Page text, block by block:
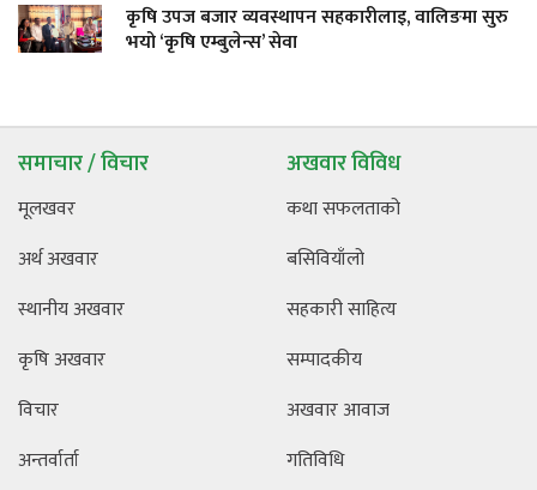
कृषि उपज बजार व्यवस्थापन सहकारीलाइ, वालिङमा सुरु
भयो ‘कृषि एम्बुलेन्स’ सेवा
समाचार / विचार
मूलखवर
अर्थ अखवार
स्थानीय अखवार
कृषि अखवार
विचार
अन्तर्वार्ता
अखवार विविध
कथा सफलताको
बसिवियाँलो
सहकारी साहित्य
सम्पादकीय
अखवार आवाज
गतिविधि